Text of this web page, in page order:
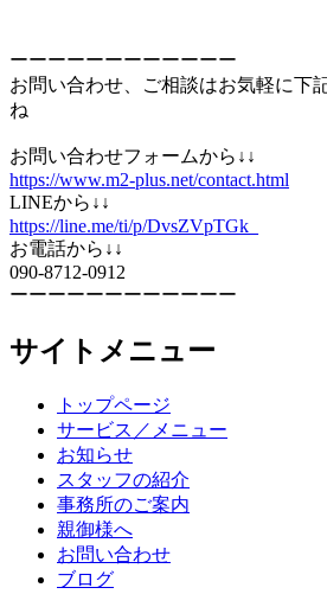
ーーーーーーーーーーーー
お問い合わせ、ご相談はお気軽に下
ね
お問い合わせフォームから↓↓
https://www.m2-plus.net/contact.html
LINEから↓↓
https://line.me/ti/p/DvsZVpTGk_
お電話から↓↓
090-8712-0912
ーーーーーーーーーーーー
サイトメニュー
トップページ
サービス／メニュー
お知らせ
スタッフの紹介
事務所のご案内
親御様へ
お問い合わせ
ブログ